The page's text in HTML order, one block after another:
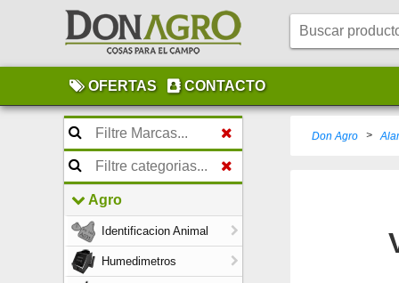
OFERTAS CONTACTO
Agro
Identificacion Animal
Humedimetros
Don Agro >